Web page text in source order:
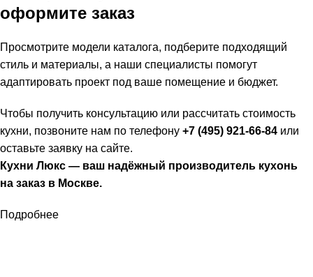
оформите заказ
Просмотрите модели каталога, подберите подходящий
стиль и материалы, а наши специалисты помогут
адаптировать проект под ваше помещение и бюджет.
Чтобы получить консультацию или рассчитать стоимость
кухни, позвоните нам по телефону +7 (495) 921-66-84 или
оставьте заявку на сайте.
Кухни Люкс — ваш надёжный производитель кухонь
на заказ в Москве.
Подробнее